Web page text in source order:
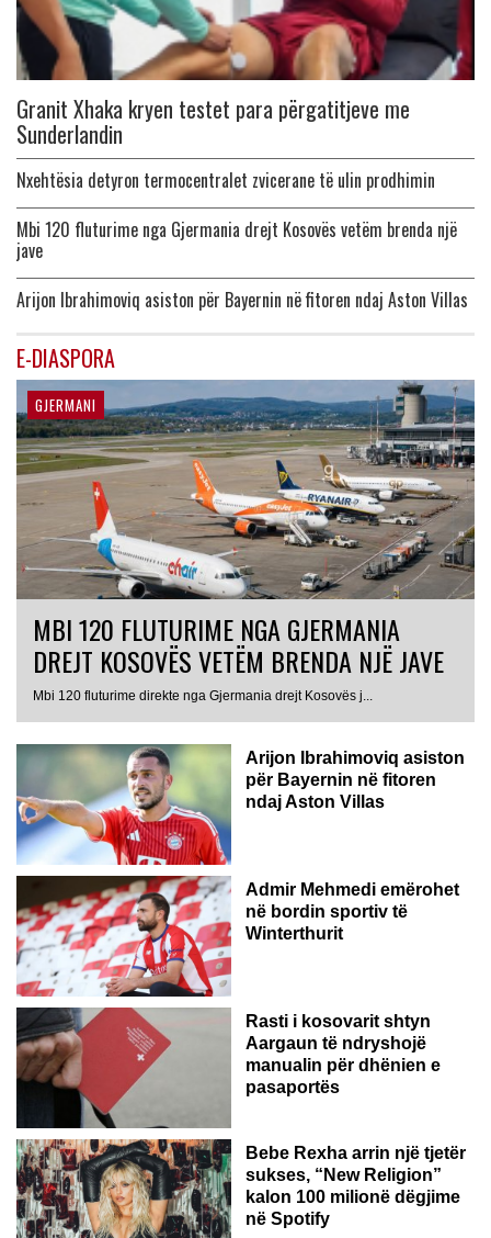
Granit Xhaka kryen testet para përgatitjeve me
Sunderlandin
Nxehtësia detyron termocentralet zvicerane të ulin prodhimin
Mbi 120 fluturime nga Gjermania drejt Kosovës vetëm brenda një
jave
Arijon Ibrahimoviq asiston për Bayernin në fitoren ndaj Aston Villas
E-DIASPORA
GJERMANI
MBI 120 FLUTURIME NGA GJERMANIA
DREJT KOSOVËS VETËM BRENDA NJË JAVE
Mbi 120 fluturime direkte nga Gjermania drejt Kosovës j...
Arijon Ibrahimoviq asiston
për Bayernin në fitoren
ndaj Aston Villas
ZVICËR
Admir Mehmedi emërohet
në bordin sportiv të
Winterthurit
Rasti i kosovarit shtyn
Aargaun të ndryshojë
manualin për dhënien e
pasaportës
Bebe Rexha arrin një tjetër
sukses, “New Religion”
kalon 100 milionë dëgjime
në Spotify